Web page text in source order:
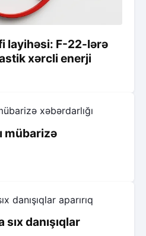
layihəsi: F-22-lərə
xərcli enerji
mübarizə
danışıqlar